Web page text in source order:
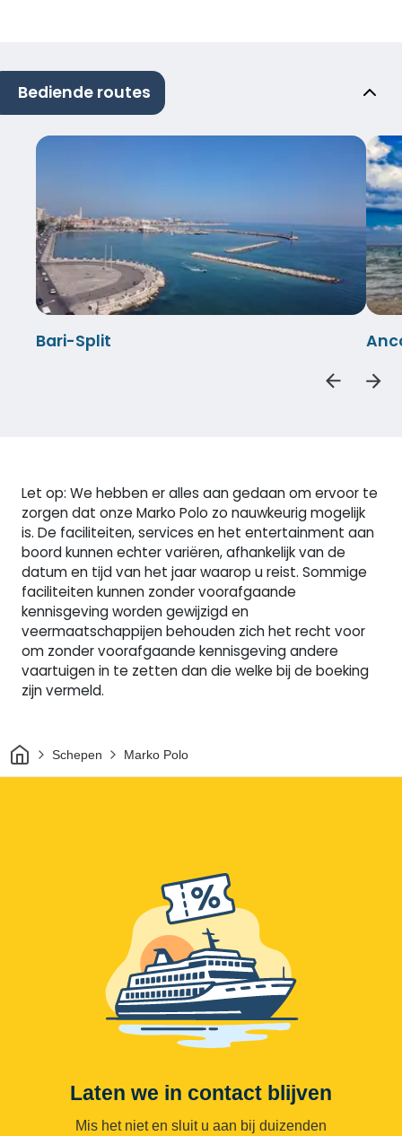
Bediende routes
Bari-Split
Let op: We hebben er alles aan gedaan om ervoor te
zorgen dat onze Marko Polo zo nauwkeurig mogelijk
is. De faciliteiten, services en het entertainment aan
boord kunnen echter variëren, afhankelijk van de
datum en tijd van het jaar waarop u reist. Sommige
faciliteiten kunnen zonder voorafgaande
kennisgeving worden gewijzigd en
veermaatschappijen behouden zich het recht voor
om zonder voorafgaande kennisgeving andere
vaartuigen in te zetten dan die welke bij de boeking
zijn vermeld.
ThuisSchepen Marko Polo
Laten we in contact blijven
Mis het niet en sluit u aan bij duizenden